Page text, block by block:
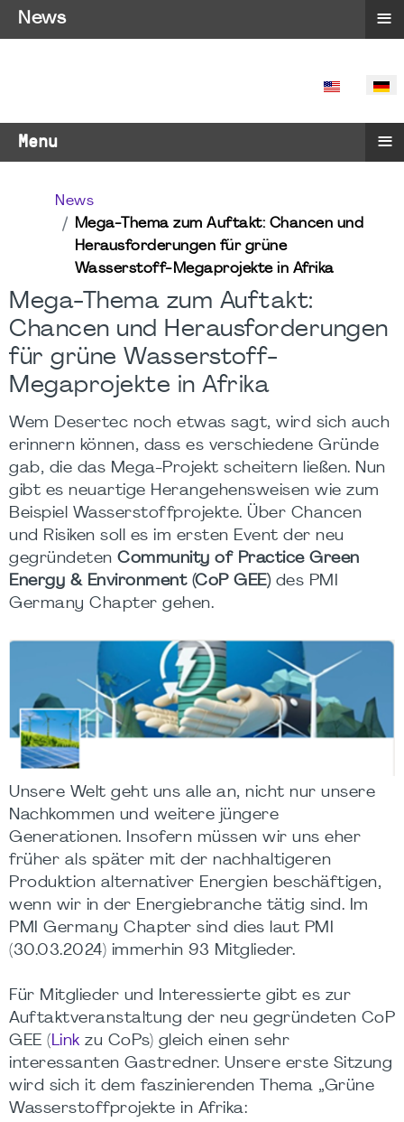
SPRACHE
Menu ≡
News
Mega-Thema zum Auftakt: Chancen und
Herausforderungen für grüne
Wasserstoff-Megaprojekte in Afrika
Mega-Thema zum Auftakt:
Chancen und Herausforderungen
für grüne Wasserstoff-
Megaprojekte in Afrika
Wem Desertec noch etwas sagt, wird sich auch
erinnern können, dass es verschiedene Gründe
gab, die das Mega-Projekt scheitern ließen. Nun
gibt es neuartige Herangehensweisen wie zum
Beispiel Wasserstoffprojekte. Über Chancen
und Risiken soll es im ersten Event der neu
gegründeten Community of Practice Green
Energy & Environment (CoP GEE) des PMI
Germany Chapter gehen.
Unsere Welt geht uns alle an, nicht nur unsere
Nachkommen und weitere jüngere
Generationen. Insofern müssen wir uns eher
früher als später mit der nachhaltigeren
Produktion alternativer Energien beschäftigen,
wenn wir in der Energiebranche tätig sind. Im
PMI Germany Chapter sind dies laut PMI
(30.03.2024) immerhin 93 Mitglieder.
Für Mitglieder und Interessierte gibt es zur
Auftaktveranstaltung der neu gegründeten CoP
GEE ( Link zu CoPs) gleich einen sehr
interessanten Gastredner. Unsere erste Sitzung
wird sich it dem faszinierenden Thema „Grüne
Wasserstoffprojekte in Afrika:
News ≡